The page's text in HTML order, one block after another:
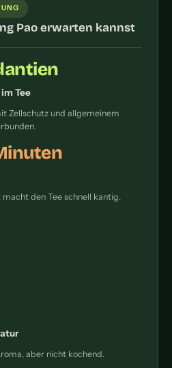
Pao erwarten kannst
Tee
Zellschutz und allgemeinem
macht den Tee schnell kantig.
aber nicht kochend.